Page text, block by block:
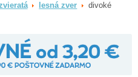
lesná zver
divoké